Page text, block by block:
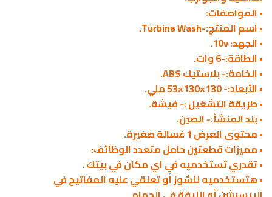
• المواصفات:
• اسم المنتج:-Turbine Wash.
• الجهد: 10v.
• الطاقة:-6 وات.
• الخامة:- بلاستيك ABS.
• الأبعاد:- 130×130×53 ملي.
• طريقة التشغيل :- فيشة.
• بلد المنشأ:- الصين.
• محتوى العرض 1 غسالة صغيرة.
• مميزات قطعتين حامل متعدد الوظائف:
• تقدري تستخدميه في اي مكان في بيتك .
• هتستخدميه للشوز أو تعلقي عليه المفاتيح في